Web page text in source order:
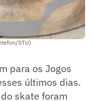
STU)
para os Jogos
últimos dias.
skate foram